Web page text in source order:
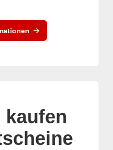
kaufen